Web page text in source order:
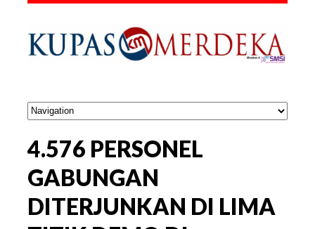
4.576 PERSONEL
GABUNGAN
DITERJUNKAN DI LIMA